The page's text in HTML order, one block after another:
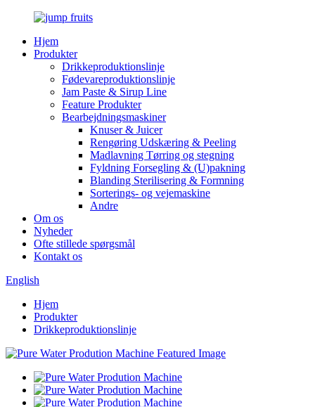
Hjem
Produkter
Drikkeproduktionslinje
Fødevareproduktionslinje
Jam Paste & Sirup Line
Feature Produkter
Bearbejdningsmaskiner
Knuser & Juicer
Rengøring Udskæring & Peeling
Madlavning Tørring og stegning
Fyldning Forsegling & (U)pakning
Blanding Sterilisering & Formning
Sorterings- og vejemaskine
Andre
Om os
Nyheder
Ofte stillede spørgsmål
Kontakt os
English
Hjem
Produkter
Drikkeproduktionslinje